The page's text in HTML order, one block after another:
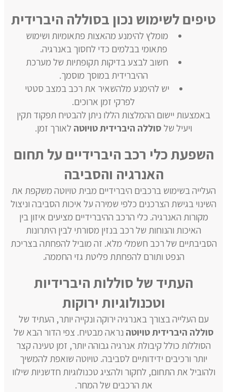
טיפים לשימוש נכון בסוללה היברידית
מומלץ להימנע מהאצות פתאומיות ושימוש
פתאומי בבלמים כדי לחסוך באנרגיה.
חשוב לבצע בדיקות תקופתיות של מערכת
ההיברידית במוסך מוסמך.
יש להימנע מלהשאיר את רכב במצב סטטי
לפרקי זמן ארוכים.
באמצעות יישום ההמלצות הללו ניתן להבטיח תפקוד תקין
ויעיל של סוללה היברידית טויוטה לאורך זמן.
השפעת כלי רכב היברידיים על תחום
האנרגיה והסביבה
העלייה בשימוש ברכבים היברידיים מבית טויוטה משקפת את
השינוי בגישת הצרכנים כלפי שמירה על איכות הסביבה וניצול
מקורות האנרגיה. כלי הרכב ההיברידיים מציעים איזון בין
האיכות והנוחות של רכב בנזין מסורתי לבין היתרונות
הסביבתיים של רכב חשמלי מלא. זה מוביל להפחתה בצריכת
הנפט ותורם להפחתת פליטת גזי החממה.
העתיד של סוללות היברידיות
וטכנולוגיות ירוקות
עם העלייה בצורך באנרגיה ירוקה ונקייה יותר, העתיד של
סוללה היברידית טויוטה נראה מבטיח. צפי הדור הבא של
הסוללות כולל קיבולת אנרגיה גבוהה יותר, זמן טעינה קצר
יותר ורכיבים ידידותיים לסביבה. טויוטה שואפת להמשיך
ולהוביל את התחום, לחקור ולהציג טכנולוגיות חדשניות שילוו
את הרכבים של המחר.